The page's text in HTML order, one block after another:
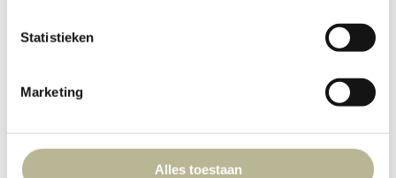
Statistieken
Marketing
Alles toestaan